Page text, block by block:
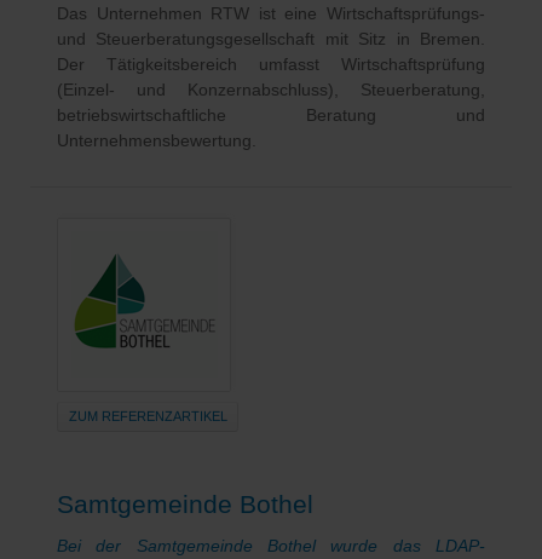
Das Unternehmen RTW ist eine Wirtschaftsprüfungs-
und Steuerberatungsgesellschaft mit Sitz in Bremen.
Der Tätigkeitsbereich umfasst Wirtschaftsprüfung
(Einzel- und Konzernabschluss), Steuerberatung,
betriebswirtschaftliche Beratung und
Unternehmensbewertung.
ZUM REFERENZARTIKEL
Samtgemeinde Bothel
Bei der Samtgemeinde Bothel wurde das LDAP-